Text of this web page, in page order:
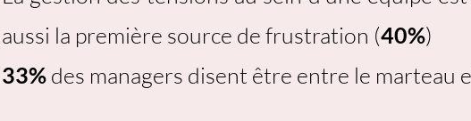
aussi la première source de frustration (40%)
33%des managers disent être entre le marteau